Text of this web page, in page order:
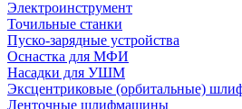
Электроинструмент
Точильные станки
Пуско-зарядные устройства
Оснастка для МФИ
Насадки для УШМ
Эксцентриковые (орбитальные)
Ленточные шлифмашины